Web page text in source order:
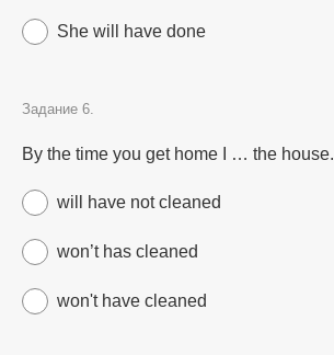
She will have done
Задание 6.
By the time you get home I … the house.
will have not cleaned
won’t has cleaned
won't have cleaned